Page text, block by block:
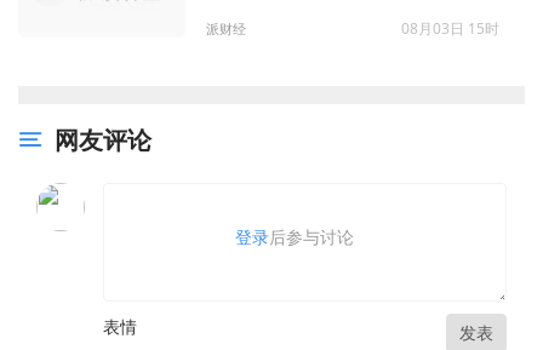
派财经 08月03日 15时
网友评论
登录后参与讨论
表情 发表